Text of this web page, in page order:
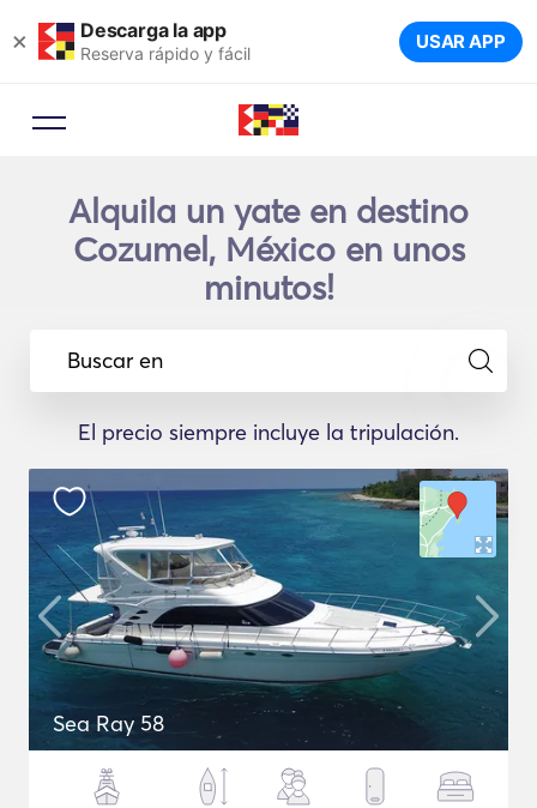
× Descarga la app
Reserva rápido y fácil USAR APP
Alquila un yate en destino
Cozumel, México en unos
minutos!
Buscar en
El precio siempre incluye la tripulación.
Sea Ray 58